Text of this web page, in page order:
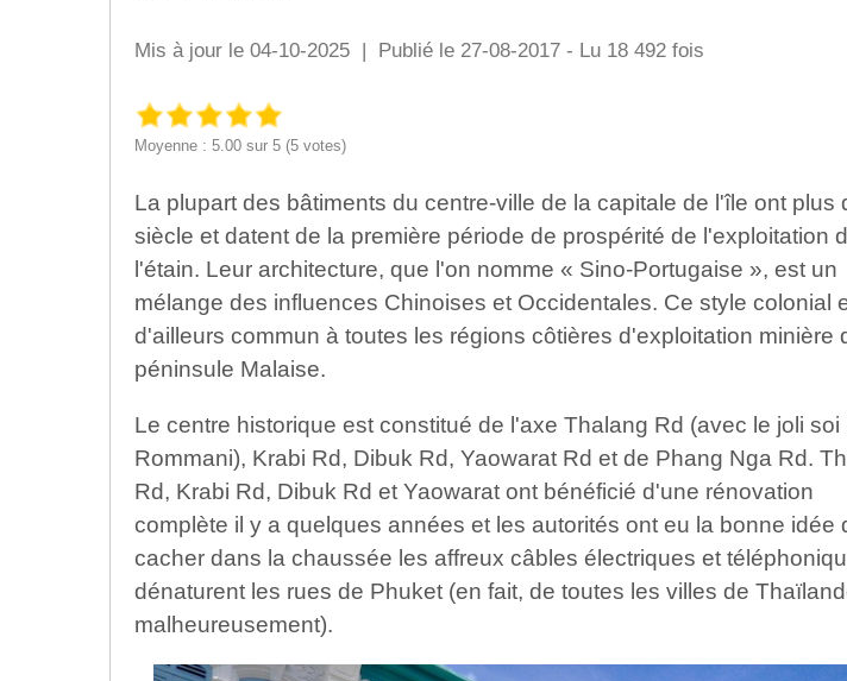
Mis à jour le 04-10-2025 | Publié le 27-08-2017 - Lu 18 492 fois
Moyenne : 5.00 sur 5 (5 votes)
La plupart des bâtiments du centre-ville de la capitale de l'île ont plus
siècle et datent de la première période de prospérité de l'exploitation
l'étain. Leur architecture, que l'on nomme « Sino-Portugaise », est un
mélange des influences Chinoises et Occidentales. Ce style colonial
d'ailleurs commun à toutes les régions côtières d'exploitation minière
péninsule Malaise.
Le centre historique est constitué de l'axe Thalang Rd (avec le joli soi
Rommani), Krabi Rd, Dibuk Rd, Yaowarat Rd et de Phang Nga Rd.
Rd, Krabi Rd, Dibuk Rd et Yaowarat ont bénéficié d'une rénovation
complète il y a quelques années et les autorités ont eu la bonne idée
cacher dans la chaussée les affreux câbles électriques et
dénaturent les rues de Phuket (en fait, de toutes les villes de
malheureusement).